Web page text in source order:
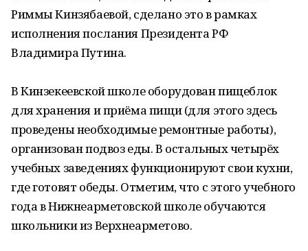
Риммы Кинзябаевой, сделано это в рамках
исполнения послания Президента РФ
Владимира Путина.
В Кинзекеевской школе оборудован пищеблок
для хранения и приёма пищи (для этого здесь
проведены необходимые ремонтные работы),
организован подвоз еды. В остальных четырёх
учебных заведениях функционируют свои кухни,
где готовят обеды. Отметим, что с этого учебного
года в Нижнеарметовской школе обучаются
школьники из Верхнеарметово.